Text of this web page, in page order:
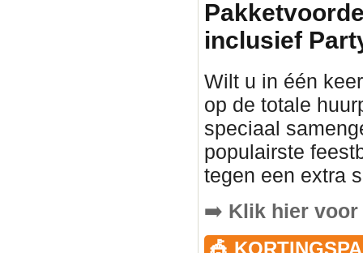
inclusief
Wilt u in één
op de totale
speciaal
populairste
tegen een extra
➡️ Klik hier